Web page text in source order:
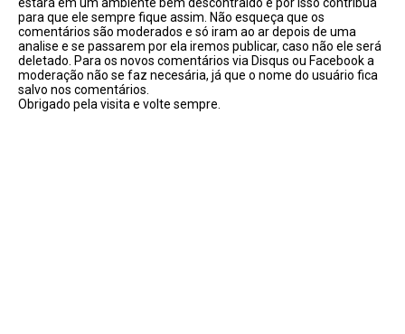
para que ele sempre fique assim. Não esqueça que os
comentários são moderados e só iram ao ar depois de uma
analise e se passarem por ela iremos publicar, caso não ele será
deletado. Para os novos comentários via Disqus ou Facebook a
moderação não se faz necesária, já que o nome do usuário fica
salvo nos comentários.
Obrigado pela visita e volte sempre.